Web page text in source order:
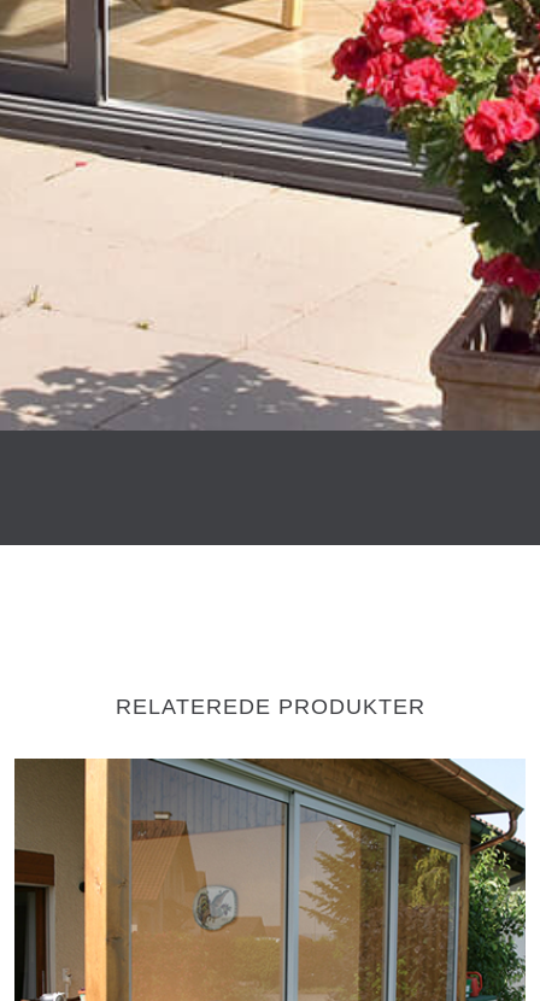
Øvrigt –
Download produktbrochure
ISO 41, skydesystem
RELATEREDE PRODUKTER